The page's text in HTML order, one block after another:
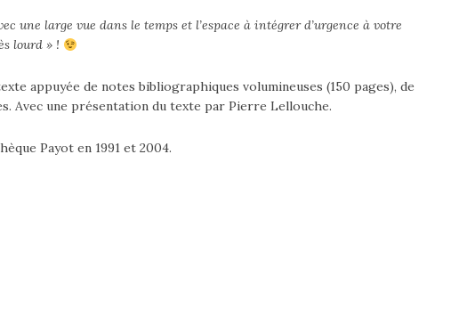
une large vue dans le temps et l’espace à intégrer d’urgence à votre
lourd » !
appuyée de notes bibliographiques volumineuses (150 pages), de
Avec une présentation du texte par Pierre Lellouche.
Payot en 1991 et 2004.